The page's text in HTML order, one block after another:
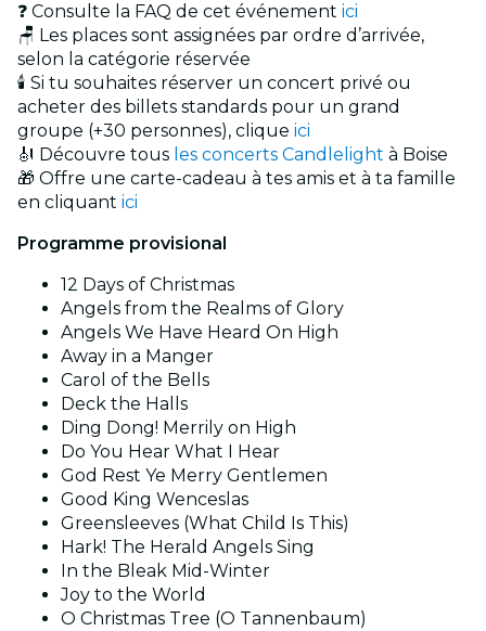
❓ Consulte la FAQ de cet événement ici
🪑 Les places sont assignées par ordre d’arrivée,
selon la catégorie réservée
🕯️ Si tu souhaites réserver un concert privé ou
acheter des billets standards pour un grand
groupe (+30 personnes), clique ici
🎻 Découvre tous les concerts Candlelight à Boise
🎁 Offre une carte-cadeau à tes amis et à ta famille
en cliquant ici
Programme provisional
12 Days of Christmas
Angels from the Realms of Glory
Angels We Have Heard On High
Away in a Manger
Carol of the Bells
Deck the Halls
Ding Dong! Merrily on High
Do You Hear What I Hear
God Rest Ye Merry Gentlemen
Good King Wenceslas
Greensleeves (What Child Is This)
Hark! The Herald Angels Sing
In the Bleak Mid-Winter
Joy to the World
O Christmas Tree (O Tannenbaum)